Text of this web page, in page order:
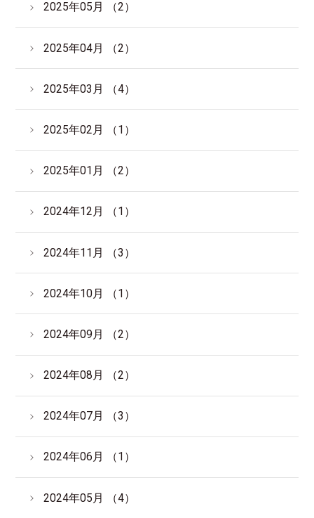
2025年05月 （2）
2025年04月 （2）
2025年03月 （4）
2025年02月 （1）
2025年01月 （2）
2024年12月 （1）
2024年11月 （3）
2024年10月 （1）
2024年09月 （2）
2024年08月 （2）
2024年07月 （3）
2024年06月 （1）
2024年05月 （4）